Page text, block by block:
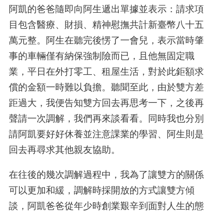
阿凱的爸爸隨即向阿生遞出單據並表示：請求項
目包含醫療、財損、精神慰撫共計新臺幣八十五
萬元整。阿生在聽完後愣了一會兒，表示當時肇
事的車輛僅有納保強制險而已，且他無固定職
業，平日在外打零工、租屋生活，對於此鉅額求
償的金額一時難以負擔。聽聞至此，由於雙方差
距過大，我便告知雙方回去再思考一下，之後再
聲請一次調解，我們再來談看看。同時我也分別
請阿凱要好好休養並注意課業的學習、阿生則是
回去再尋求其他親友協助。
在往後的幾次調解過程中，我為了讓雙方的關係
可以更加和緩，調解時採開放的方式讓雙方傾
談，阿凱爸爸從年少時創業艱辛到面對人生的態